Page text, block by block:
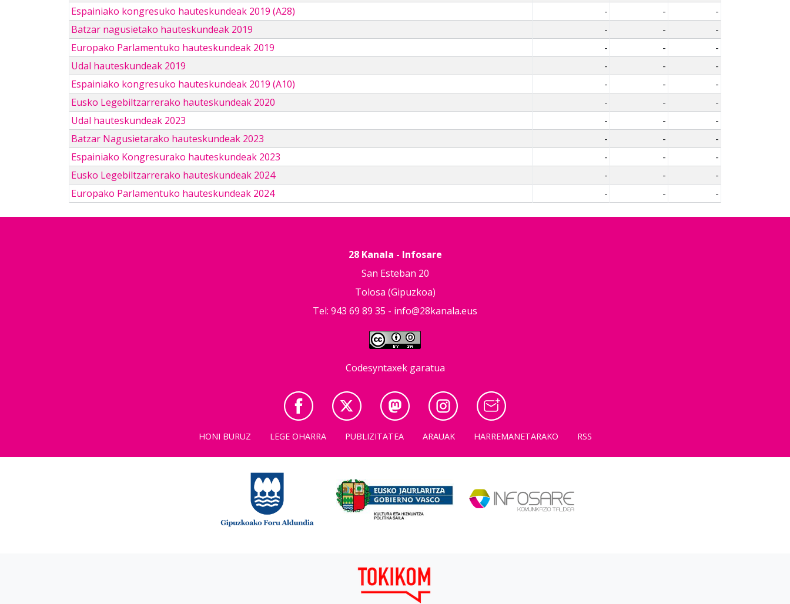
Espainiako kongresuko hauteskundeak 2019 (A28)
- -
-
Batzar nagusietako hauteskundeak 2019
- -
-
Europako Parlamentuko hauteskundeak 2019
- -
-
Udal hauteskundeak 2019
- -
-
Espainiako kongresuko hauteskundeak 2019 (A10)
- -
-
Eusko Legebiltzarrerako hauteskundeak 2020
- -
-
Udal hauteskundeak 2023
- -
-
Batzar Nagusietarako hauteskundeak 2023
- -
-
Espainiako Kongresurako hauteskundeak 2023
- -
-
Eusko Legebiltzarrerako hauteskundeak 2024
- -
-
Europako Parlamentuko hauteskundeak 2024
- - -
28 Kanala - Infosare
San Esteban 20
Tolosa (Gipuzkoa)
Tel: 943 69 89 35 - info@28kanala.eus
Codesyntaxek garatua
HONI BURUZ LEGE OHARRA PUBLIZITATEA ARAUAK HARREMANETARAKO RSS